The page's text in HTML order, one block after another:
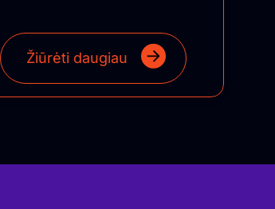
Žiūrėti daugiau